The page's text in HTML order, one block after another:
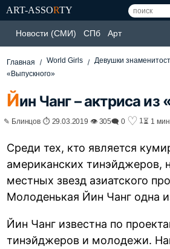
ART-ASSORTY
Новости (СМИ) СПб Арт
Главная World Girls Девушки
«Выпускного»
Йин Чанг – актриса из
✎ Блинцов ⏱ 29.03.2019 👁 305🗨 0 ♡ 1⏳ 1 мин
Среди тех, кто является
американских тинэйджеров,
местных звезд азиатского
Молоденькая Йин Чанг одна
Йин Чанг известна по
тинэйджеров и молодежи.